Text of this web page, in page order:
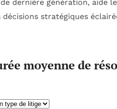
dernière génération, aide
stratégiques
moyenne de